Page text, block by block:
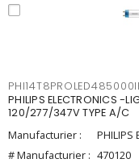
PHILIPS ELECTRONICS -
120/277/347V TYPE A/C
Manufacturier :
PHILIPS
# Manufacturier : 470120